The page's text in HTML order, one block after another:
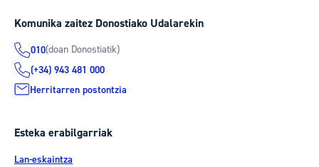
Komunika zaitez Donostiako Udalarekin
010(doan Donostiatik)
(+34) 943 481 000
Herritarren postontzia
Esteka erabilgarriak
Lan-eskaintza